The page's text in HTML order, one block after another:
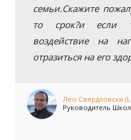
семьи.Скажите
то срок?и если
воздействие на
отразиться на его
Лео Свердловски
Руководитель